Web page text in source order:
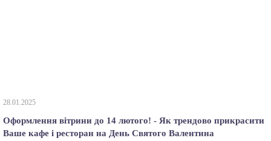
28.01.2025
Оформлення вітрини до 14 лютого! - Як трендово прикрасити
Ваше кафе і ресторан на День Святого Валентина